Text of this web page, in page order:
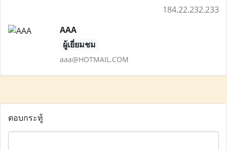
184.22.232.233
AAA
ผู้เยี่ยมชม
aaa@HOTMAIL.COM
ตอบกระทู้